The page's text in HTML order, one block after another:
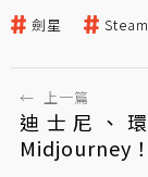
劍星 Steam
← 上一篇
迪士尼、
Midjourney